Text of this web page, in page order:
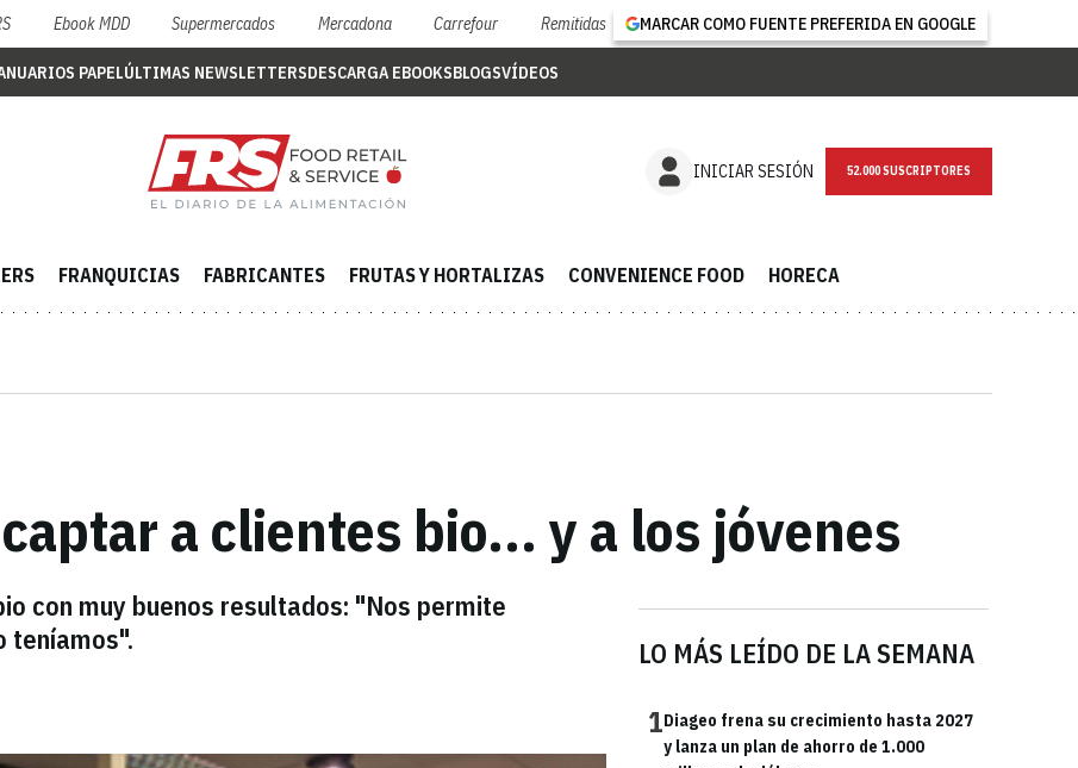
Ebook MDD Supermercados Mercadona Carrefour Remitidas MARCAR COMO FUENTE PREFERIDA EN GOOGLE
PAPELÚLTIMAS NEWSLETTERSDESCARGA EBOOKSBLOGSVÍDEOS
INICIAR SESIÓN NEWSLETTER
FRANQUICIAS FABRICANTES FRUTAS Y HORTALIZAS CONVENIENCE FOOD HORECA
a clientes bio... y a los jóvenes
con muy buenos resultados: "Nos permite
teníamos".
LO MÁS LEÍDO DE LA SEMANA
1Diageo frena su crecimiento hasta 2027
y lanza un plan de ahorro de 1.000